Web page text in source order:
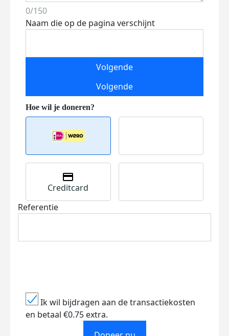
0/150
Naam die op de pagina verschijnt
Volgende
Volgende
Creditcard
Referentie
Ik wil bijdragen aan de transactiekosten
en betaal €0.75 extra.